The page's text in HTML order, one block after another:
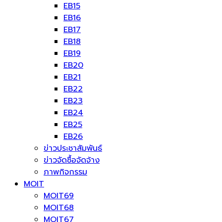
EB15
EB16
EB17
EB18
EB19
EB20
EB21
EB22
EB23
EB24
EB25
EB26
ข่าวประชาสัมพันธ์
ข่าวจัดซื้อจัดจ้าง
ภาพกิจกรรม
MOIT
MOIT69
MOIT68